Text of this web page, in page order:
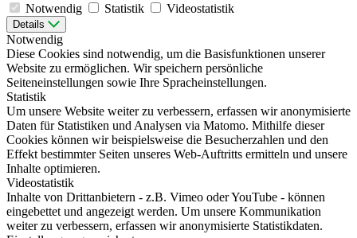
Notwendig
Statistik Videostatistik
Details
Notwendig
Diese Cookies sind notwendig, um die Basisfunktionen unserer
Website zu ermöglichen. Wir speichern persönliche
Seiteneinstellungen sowie Ihre Spracheinstellungen.
Statistik
Um unsere Website weiter zu verbessern, erfassen wir anonymisierte
Daten für Statistiken und Analysen via Matomo. Mithilfe dieser
Cookies können wir beispielsweise die Besucherzahlen und den
Effekt bestimmter Seiten unseres Web-Auftritts ermitteln und unsere
Inhalte optimieren.
Videostatistik
Inhalte von Drittanbietern - z.B. Vimeo oder YouTube - können
eingebettet und angezeigt werden. Um unsere Kommunikation
weiter zu verbessern, erfassen wir anonymisierte Statistikdaten.